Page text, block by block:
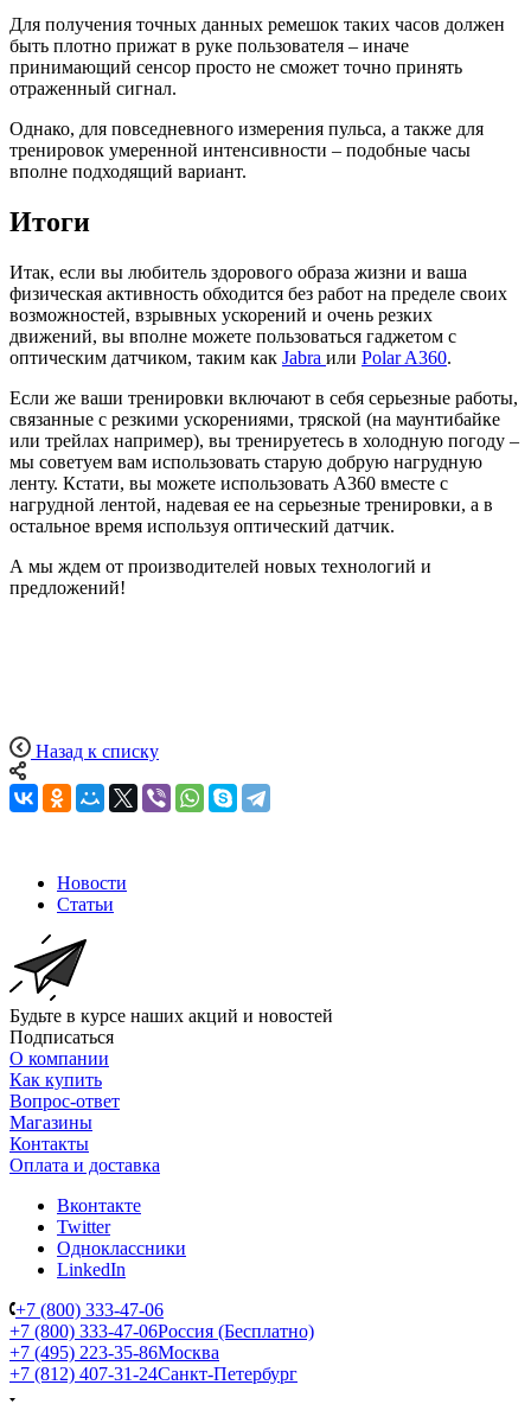
Для получения точных данных ремешок таких часов должен
быть плотно прижат в руке пользователя – иначе
принимающий сенсор просто не сможет точно принять
отраженный сигнал.
Однако, для повседневного измерения пульса, а также для
тренировок умеренной интенсивности – подобные часы
вполне подходящий вариант.
Итоги
Итак, если вы любитель здорового образа жизни и ваша
физическая активность обходится без работ на пределе своих
возможностей, взрывных ускорений и очень резких
движений, вы вполне можете пользоваться гаджетом с
оптическим датчиком, таким как Jabra или Polar A360.
Если же ваши тренировки включают в себя серьезные работы,
связанные с резкими ускорениями, тряской (на маунтибайке
или трейлах например), вы тренируетесь в холодную погоду –
мы советуем вам использовать старую добрую нагрудную
ленту. Кстати, вы можете использовать А360 вместе с
нагрудной лентой, надевая ее на серьезные тренировки, а в
остальное время используя оптический датчик.
А мы ждем от производителей новых технологий и
предложений!
Назад к списку
Новости
Статьи
Будьте в курсе наших акций и новостей
Подписаться
О компании
Как купить
Вопрос-ответ
Магазины
Контакты
Оплата и доставка
Вконтакте
Twitter
Одноклассники
LinkedIn
+7 (800) 333-47-06
+7 (800) 333-47-06Россия (Бесплатно)
+7 (495) 223-35-86Москва
+7 (812) 407-31-24Санкт-Петербург